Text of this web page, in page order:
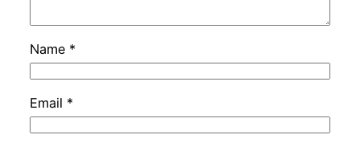
Name *
Email *